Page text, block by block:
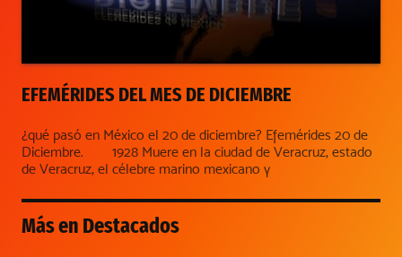
EFEMÉRIDES DEL MES DE DICIEMBRE
¿qué pasó en México el 20 de diciembre? Efemérides 20 de
Diciembre. 1928 Muere en la ciudad de Veracruz, estado
de Veracruz, el célebre marino mexicano y
Más en Destacados